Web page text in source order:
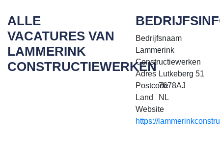
ALLE
VACATURES VAN
LAMMERINK
CONSTRUCTIEWERKEN
Bedrijfsnaam
Lammerink
Constructiewerken
Adres Lutkeberg 51
Postcode7678AJ
Land
NL
Website
https://